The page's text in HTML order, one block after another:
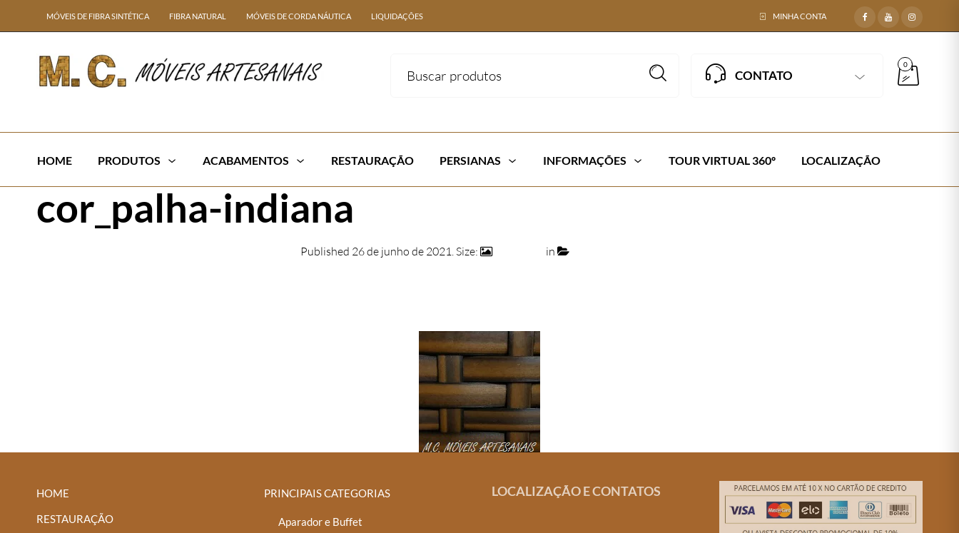
MÓVEIS DE FIBRA SINTÉTICA FIBRA NATURAL MÓVEIS DE CORDA NÁUTICA LIQUIDAÇÕES MINHA CONTA
CONTATO
0
HOME PRODUTOS ACABAMENTOS RESTAURAÇÃO PERSIANAS INFORMAÇÕES TOUR VIRTUAL 360º LOCALIZAÇÃO
cor_palha-indiana
Published 26 de junho de 2021 . Size: in
HOME
RESTAURAÇÃO
PRINCIPAIS CATEGORIAS
Aparador e Buffet
LOCALIZAÇÃO E CONTATOS